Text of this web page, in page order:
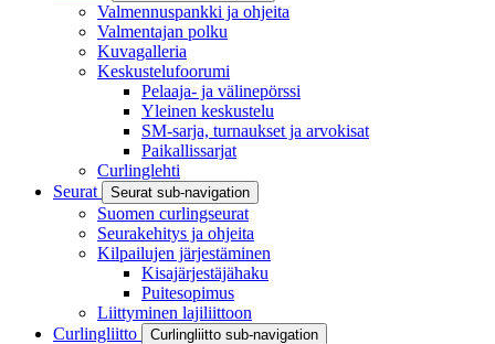
Valmennuspankki ja ohjeita
Valmentajan polku
Kuvagalleria
Keskustelufoorumi
Pelaaja- ja välinepörssi
Yleinen keskustelu
SM-sarja, turnaukset ja arvokisat
Paikallissarjat
Curlinglehti
Seurat
Seurat sub-navigation
Suomen curlingseurat
Seurakehitys ja ohjeita
Kilpailujen järjestäminen
Kisajärjestäjähaku
Puitesopimus
Liittyminen lajiliittoon
Curlingliitto
Curlingliitto sub-navigation